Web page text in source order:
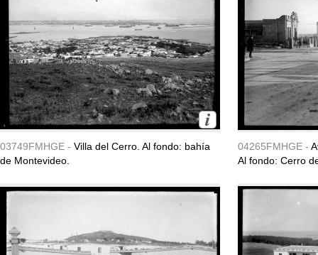
03749FMHGE - Villa del Cerro. Al fondo: bahía
de Montevideo.
04265FMHGE -
Al fondo: Cerro